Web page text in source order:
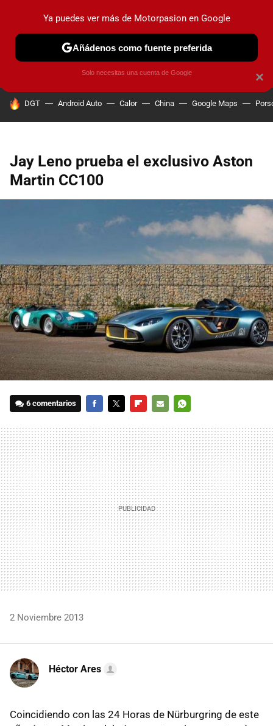
PRUEBAS COCHES ELÉCTRICOS OBSERVATORIO
HOY SE HABLA DE
DGT Android Auto Calor China Google Maps
Jay Leno prueba el exclusivo Aston
Martin CC100
6 comentarios
MAIL
2 Noviembre 2013
Héctor Ares
Coincidiendo con las 24 Horas de Nürburgring de este
×
Ya puedes ver más de Motorpasion en Google
Añádenos como fuente preferida
Solo necesitas una cuenta de Google